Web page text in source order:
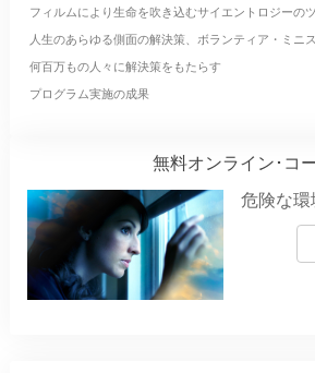
フィルムにより生命を吹き込むサイエントロジーの
人生のあらゆる側面の解決策、ボランティア・ミニ
何百万もの人々に解決策をもたらす
プログラム実施の成果
無料オンライン･コ
危険な